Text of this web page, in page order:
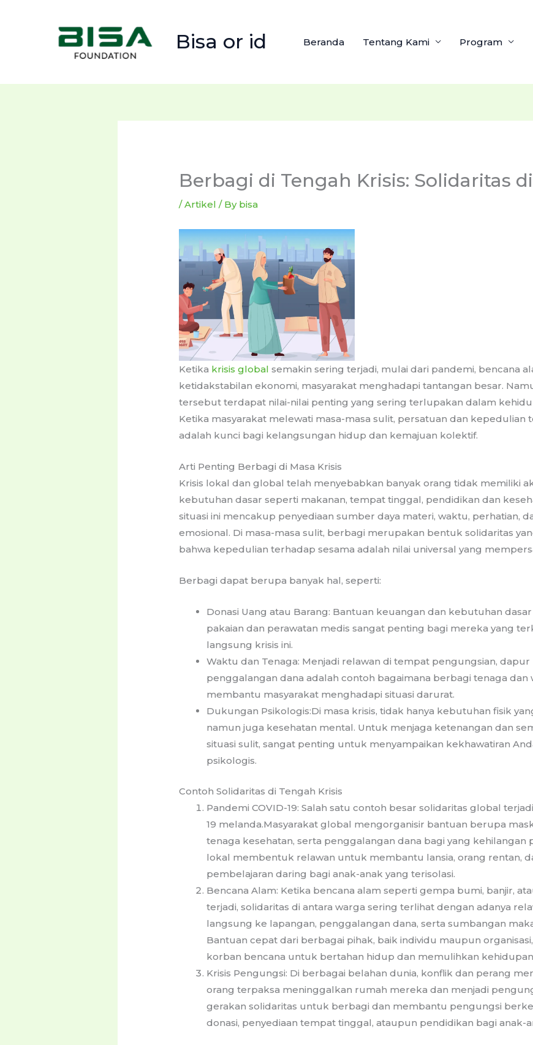
Bisa or id Beranda Tentang Kami Program
Berbagi di Tengah Krisis: Solidaritas
/Artikel / By bisa
Ketika krisis globalsemakin sering terjadi, mulai dari pandemi, bencana
ketidakstabilan ekonomi, masyarakat menghadapi tantangan besar.
tersebut terdapat nilai-nilai penting yang sering terlupakan dalam
Ketika masyarakat melewati masa-masa sulit, persatuan dan kepedulian
adalah kunci bagi kelangsungan hidup dan kemajuan kolektif.
Arti Penting Berbagi di Masa Krisis
Krisis lokal dan global telah menyebabkan banyak orang tidak memiliki
kebutuhan dasar seperti makanan, tempat tinggal, pendidikan dan
situasi ini mencakup penyediaan sumber daya materi, waktu, perhatian,
emosional. Di masa-masa sulit, berbagi merupakan bentuk solidaritas
bahwa kepedulian terhadap sesama adalah nilai universal yang
Berbagi dapat berupa banyak hal, seperti:
Donasi Uang atau Barang: Bantuan keuangan dan kebutuhan
pakaian dan perawatan medis sangat penting bagi mereka yang
langsung krisis ini.
Waktu dan Tenaga: Menjadi relawan di tempat pengungsian,
penggalangan dana adalah contoh bagaimana berbagi tenaga dan
membantu masyarakat menghadapi situasi darurat.
Dukungan Psikologis:Di masa krisis, tidak hanya kebutuhan fisik
namun juga kesehatan mental. Untuk menjaga ketenangan dan
situasi sulit, sangat penting untuk menyampaikan kekhawatiran
psikologis.
Contoh Solidaritas di Tengah Krisis
Pandemi COVID-19: Salah satu contoh besar solidaritas global
19 melanda.Masyarakat global mengorganisir bantuan berupa
tenaga kesehatan, serta penggalangan dana bagi yang kehilangan
lokal membentuk relawan untuk membantu lansia, orang rentan,
pembelajaran daring bagi anak-anak yang terisolasi.
Bencana Alam: Ketika bencana alam seperti gempa bumi, banjir,
terjadi, solidaritas di antara warga sering terlihat dengan adanya
langsung ke lapangan, penggalangan dana, serta sumbangan
Bantuan cepat dari berbagai pihak, baik individu maupun
korban bencana untuk bertahan hidup dan memulihkan
Krisis Pengungsi: Di berbagai belahan dunia, konflik dan perang
orang terpaksa meninggalkan rumah mereka dan menjadi
gerakan solidaritas untuk berbagi dan membantu pengungsi
donasi, penyediaan tempat tinggal, ataupun pendidikan bagi anak-